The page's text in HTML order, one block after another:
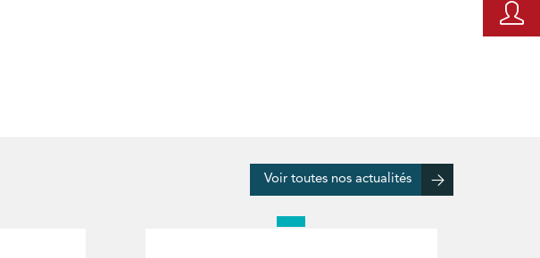
Voir toutes nos actualités